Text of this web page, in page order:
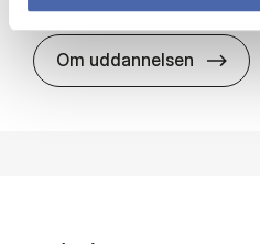
Om uddannelsen